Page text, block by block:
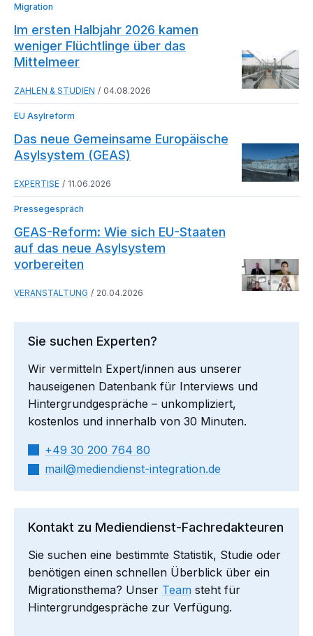
Migration
Im ersten Halbjahr 2026 kamen
weniger Flüchtlinge über das
Mittelmeer
ZAHLEN & STUDIEN 04.08.2026
EU Asylreform
Das neue Gemeinsame Europäische
Asylsystem (GEAS)
EXPERTISE 11.06.2026
Pressegespräch
GEAS-Reform: Wie sich EU-Staaten
auf das neue Asylsystem
vorbereiten
VERANSTALTUNG 20.04.2026
Sie suchen Experten?
Wir vermitteln Expert/innen aus unserer
hauseigenen Datenbank für Interviews und
Hintergrundgespräche – unkompliziert,
kostenlos und innerhalb von 30 Minuten.
+49 30 200 764 80
mail​
mediendienst-integration.de
Kontakt zu Mediendienst-Fachredakteuren
Sie suchen eine bestimmte Statistik, Studie oder
benötigen einen schnellen Überblick über ein
Migrationsthema? Unser Team steht für
Hintergrundgespräche zur Verfügung.